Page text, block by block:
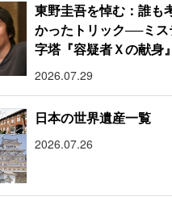
東野圭吾を悼む：誰も
かったトリック──ミ
字塔『容疑者Ｘの献身
2026.07.29
日本の世界遺産一覧
2026.07.26